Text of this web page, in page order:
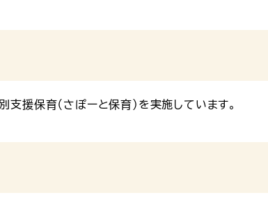
援保育（さぽーと保育）を実施しています。